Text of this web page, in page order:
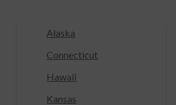
Alaska
Connecticut
Hawaii
Kansas